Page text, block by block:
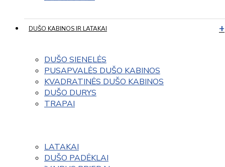
DUŠO KABINOS IR LATAKAI
DUŠO SIENELĖS
PUSAPVALĖS DUŠO KABINOS
KVADRATINĖS DUŠO KABINOS
DUŠO DURYS
TRAPAI
LATAKAI
DUŠO PADĖKLAI